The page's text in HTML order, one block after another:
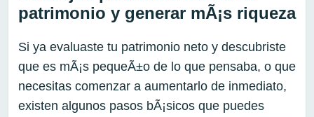
patrimonio y generar mÃ¡s riqueza
Si ya evaluaste tu patrimonio neto y descubriste
que es mÃ¡s pequeÃ±o de lo que pensaba, o que
necesitas comenzar a aumentarlo de inmediato,
existen algunos pasos bÃ¡sicos que puedes